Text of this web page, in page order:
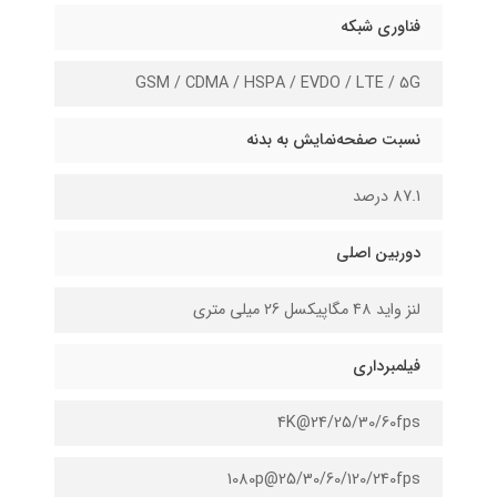
فناوری شبکه
GSM / CDMA / HSPA / EVDO / LTE / 5G
نسبت صفحه‌نمایش به بدنه
87.1 درصد
دوربین اصلی
لنز واید ۴۸ مگاپیکسل ۲6 میلی متری
فیلمبرداری
4K@24/25/30/60fps
1080p@25/30/60/120/240fps